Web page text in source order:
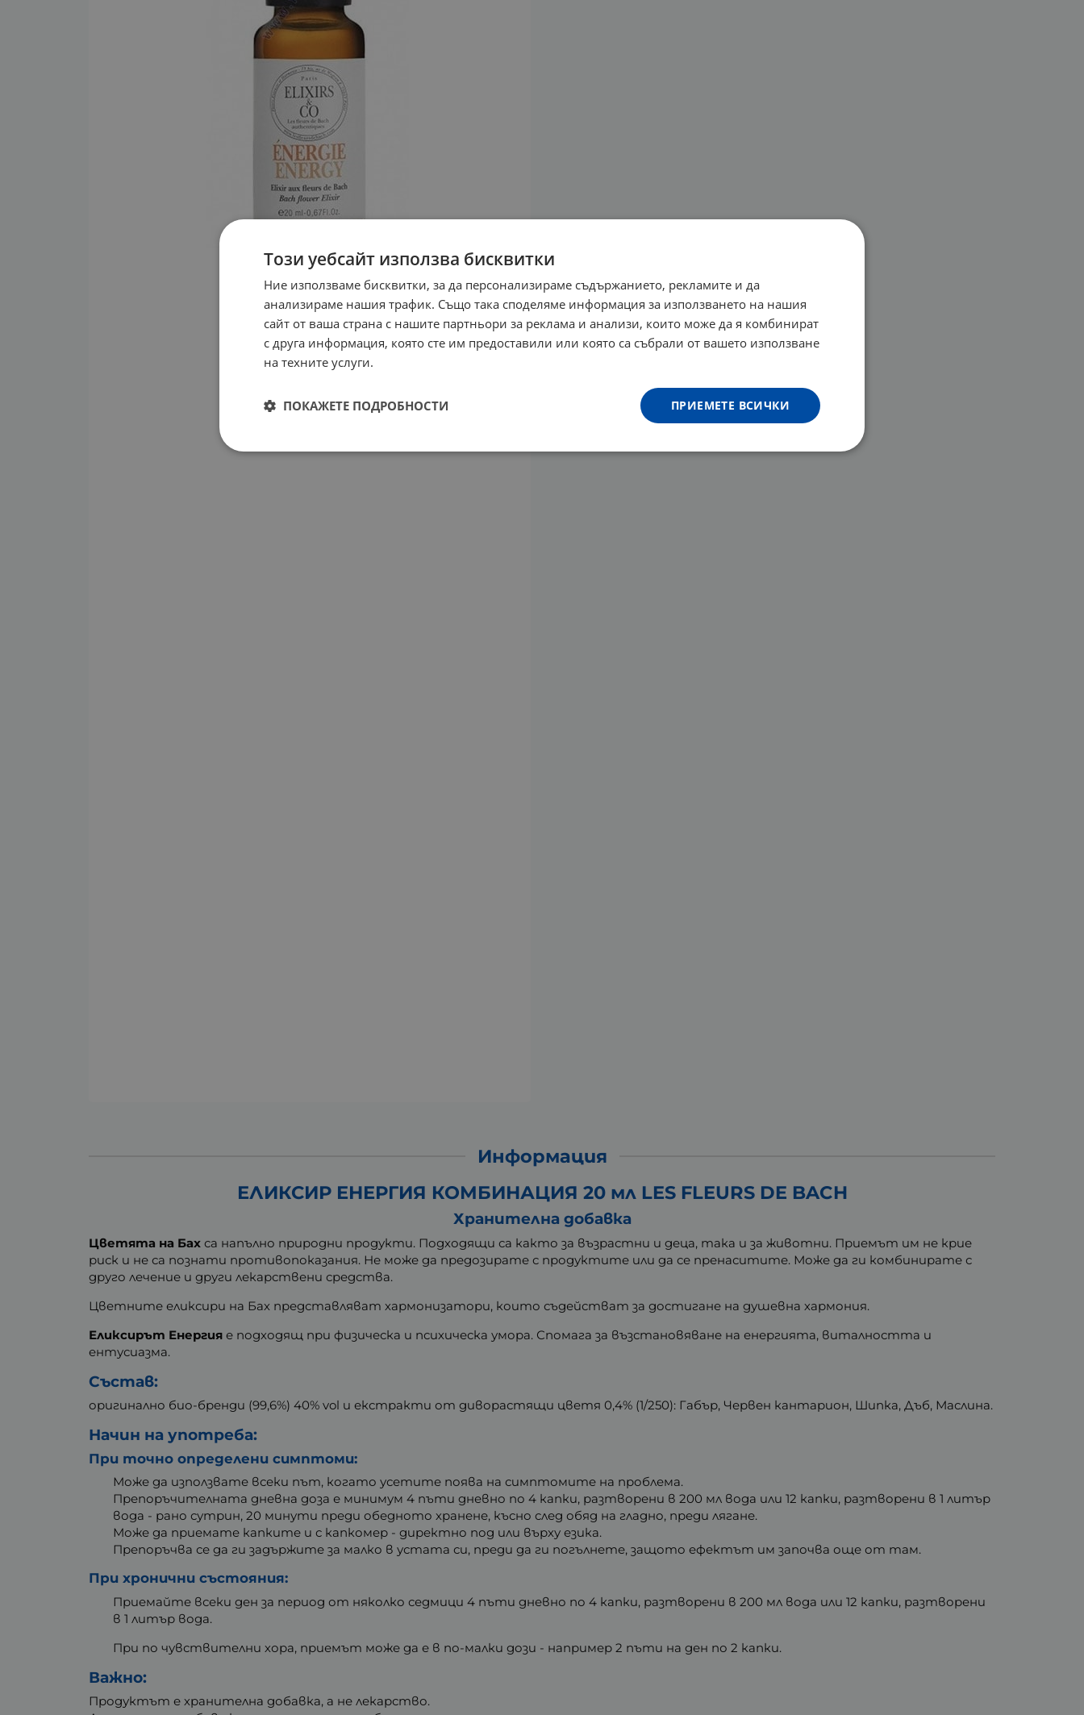
Информация
ЕЛИКСИР ЕНЕРГИЯ КОМБИНАЦИЯ 20 мл LES FLEURS DE BACH
Хранителна добавка
Цветята на Бах са напълно природни продукти. Подходящи са както за възрастни и деца, така и за животни. Приемът им не крие
риск и не са познати противопоказания. Не може да предозирате с продуктите или да се пренаситите. Може да ги комбинирате с
друго лечение и други лекарствени средства.
Цветните еликсири на Бах представляват хармонизатори, които съдействат за достигане на душевна хармония.
Еликсирът Енергия е подходящ при физическа и психическа умора. Спомага за възстановяване на енергията, виталността и
ентусиазма.
Състав:
оригинално био-бренди (99,6%) 40% vol и екстракти от диворастящи цветя 0,4% (1/250): Габър, Червен кантарион, Шипка, Дъб, Маслина.
Начин на употреба:
При точно определени симптоми:
Може да използвате всеки път, когато усетите поява на симптомите на проблема.
Препоръчителната дневна доза е минимум 4 пъти дневно по 4 капки, разтворени в 200 мл вода или 12 капки, разтворени в 1 литър
вода - рано сутрин, 20 минути преди обедното хранене, късно след обяд на гладно, преди лягане.
Може да приемате капките и с капкомер - директно под или върху езика.
Препоръчва се да ги задържите за малко в устата си, преди да ги погълнете, защото ефектът им започва още от там.
При хронични състояния:
Приемайте всеки ден за период от няколко седмици 4 пъти дневно по 4 капки, разтворени в 200 мл вода или 12 капки, разтворени
в 1 литър вода.
При по чувствителни хора, приемът може да е в по-малки дози - например 2 пъти на ден по 2 капки.
Важно:
Продуктът е хранителна добавка, а не лекарство.
Този уебсайт използва бисквитки
Ние използваме бисквитки, за да персонализираме съдържанието, рекламите и да
анализираме нашия трафик. Също така споделяме информация за използването на нашия
сайт от ваша страна с нашите партньори за реклама и анализи, които може да я комбинират
с друга информация, която сте им предоставили или която са събрали от вашето използване
на техните услуги.
ПРИЕМЕТЕ ВСИЧКИ
ПОКАЖЕТЕ ПОДРОБНОСТИ